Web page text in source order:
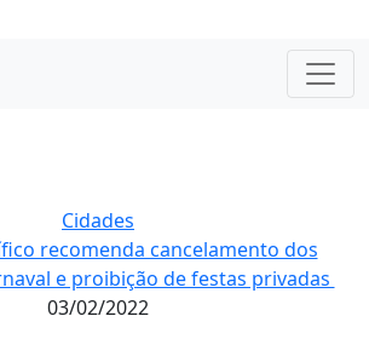
Cidades
recomenda cancelamento dos
e proibição de festas privadas
03/02/2022